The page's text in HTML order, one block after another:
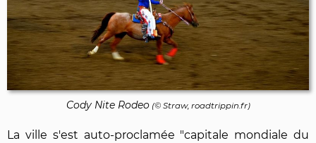
Cody Nite Rodeo(© Straw, roadtrippin.fr)
La ville s'est auto-proclamée "capitale mondiale du